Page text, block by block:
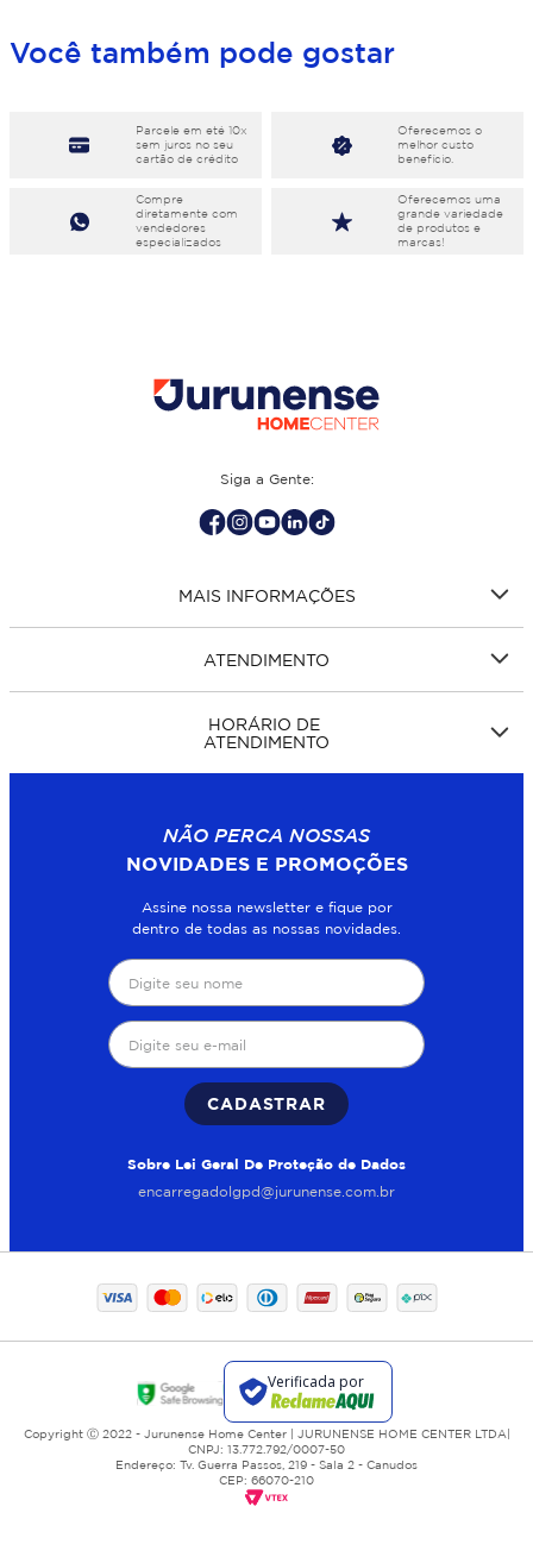
Você também pode gostar
Parcele em eté 10x
sem juros no seu
cartão de crédito
Oferecemos o
melhor custo
benefício.
Compre
diretamente com
vendedores
especializados
Oferecemos uma
grande variedade
de produtos e
marcas!
Siga a Gente:
MAIS INFORMAÇÕES
ATENDIMENTO
HORÁRIO DE
ATENDIMENTO
NÃO PERCA NOSSAS
NOVIDADES E PROMOÇÕES
Assine nossa newsletter e fique por
dentro de todas as nossas novidades.
CADASTRAR
Sobre Lei Geral De Proteção de Dados
encarregadolgpd@jurunense.com.br
Copyright Ⓒ 2022 - Jurunense Home Center | JURUNENSE HOME CENTER LTDA|
CNPJ: 13.772.792/0007-50
Endereço: Tv. Guerra Passos, 219 - Sala 2 - Canudos
CEP: 66070-210